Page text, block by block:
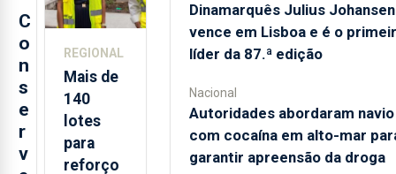
C
o
n
s
e
r
v
REGIONAL
Mais de
140
lotes
para
reforço
Dinamarquês Julius Johansen
vence em Lisboa e é o
líder da 87.ª edição
Nacional
Autoridades abordaram navio
com cocaína em alto-mar
garantir apreensão da droga